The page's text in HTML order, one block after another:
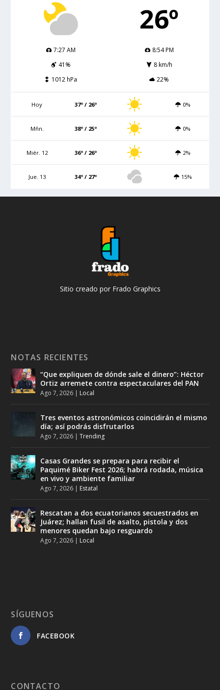
26º
7:27 AM
8:54 PM
41%
8 km/h
1012 hPa
22%
Hoy 37º / 26º 0%
Mñn. 38º / 25º 0%
Miér. 12 36º / 26º 2%
Jue. 13 34º / 27º 15%
Sitio creado por Frado Graphics
NOTAS RECIENTES
“Que expliquen de dónde sale el dinero”: Héctor
Ortiz arremete contra espectaculares del PAN
Ago 7, 2026 | Local
Tres eventos astronómicos coincidirán el mismo
día; así podrás disfrutarlos
Ago 7, 2026 |Trending
Casas Grandes se prepara para recibir el
Paquimé Biker Fest 2026; habrá rodada, música
en vivo y ambiente familiar
Ago 7, 2026 | Estatal
Rescatan a dos ecuatorianos secuestrados en
Juárez; hallan fusil de asalto, pistola y dos
menores quedan bajo resguardo
Ago 7, 2026 | Local
SÍGUENOS
FACEBOOK
CONTACTO